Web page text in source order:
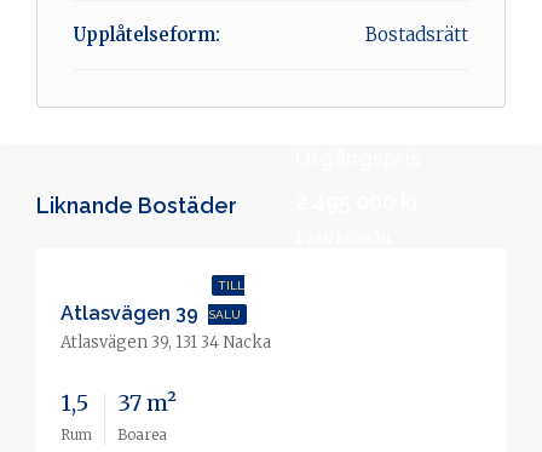
Upplåtelseform: Bostadsrätt
Liknande Bostäder
TILL
SALU
Atlasvägen 39
Atlasvägen 39, 131 34 Nacka
1,5
Rum
37 m²
Boarea